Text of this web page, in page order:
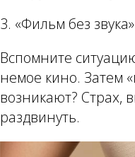
3. «Фильм без звука»
Вспомните
немое кино. Затем
возникают? Страх,
раздвинуть.